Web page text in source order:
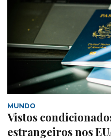
MUNDO
Vistos
estrangeiros nos